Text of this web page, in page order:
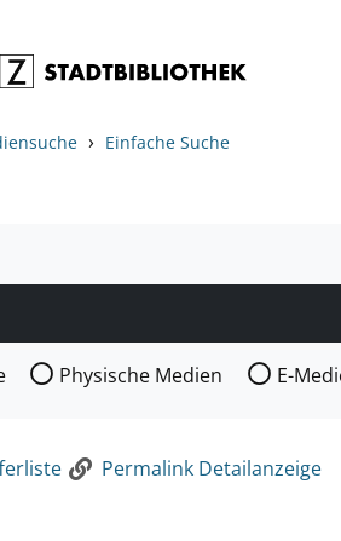
› Einfache Suche
Sie die Medienart nach der Sie
Physische Medien E-
Permalink Detailanzeige